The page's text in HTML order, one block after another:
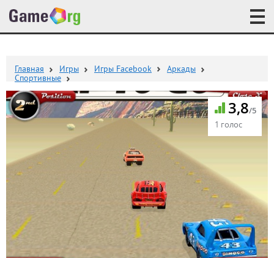
Главная Игры Игры Facebook
Аркады
Спортивные
3,8/5
1 голос